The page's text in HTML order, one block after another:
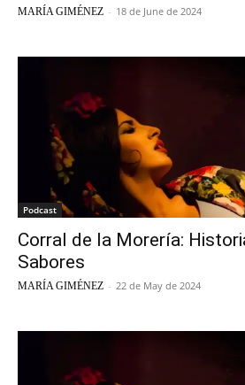
MARÍA GIMÉNEZ - 18 de June de 2024
Podcast
Corral de la Morería:
Sabores
MARÍA GIMÉNEZ - 22 de May de 2024